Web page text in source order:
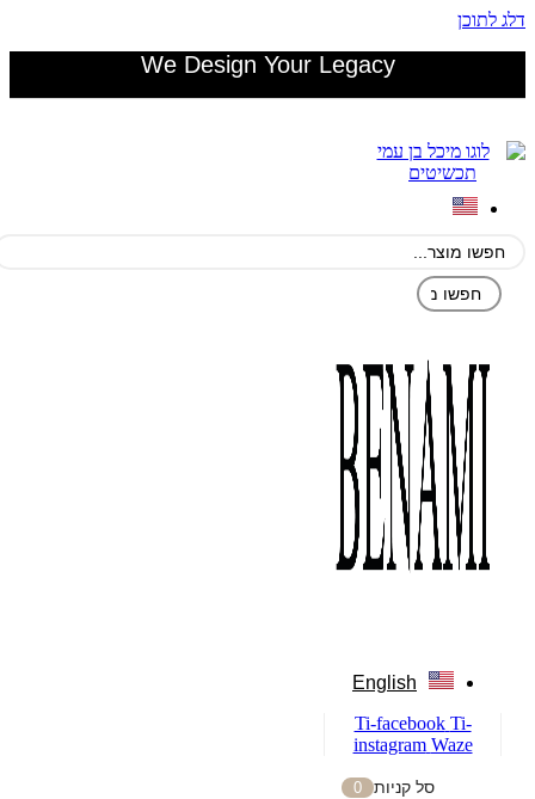
דלג לתוכן
We Design Your Legacy
English
Ti-facebook Ti-
instagram Waze
סל קניות 0